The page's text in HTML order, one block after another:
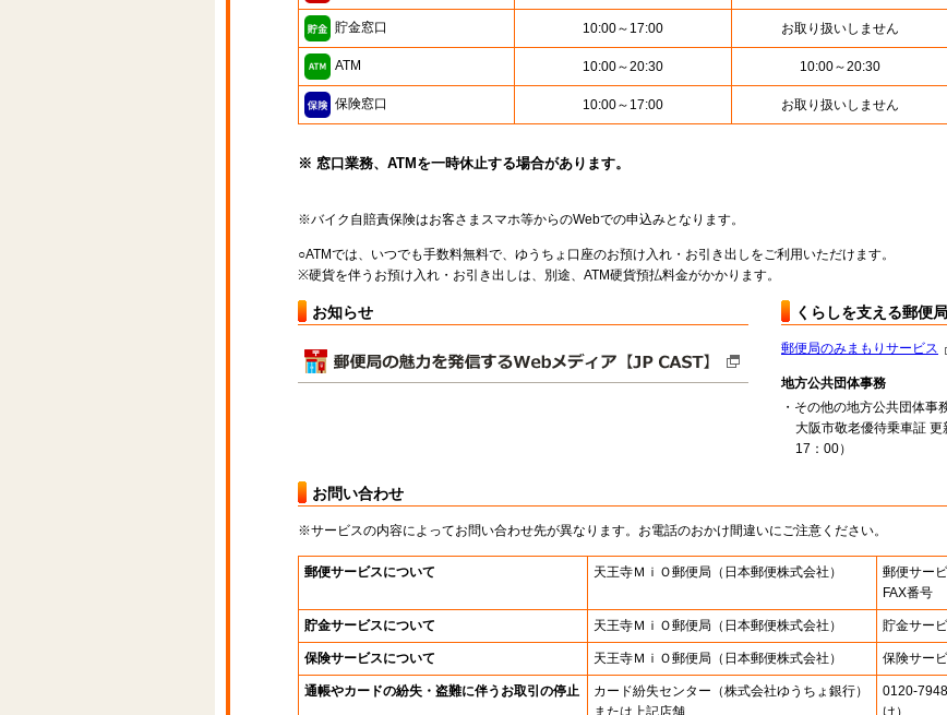
貯金窓口 10:00～17:00 お取り扱いしません
ATM 10:00～20:30 10:00～20:30
保険窓口 10:00～17:00 お取り扱いしません
※ 窓口業務、ATMを一時休止する場合があります。
※バイク自賠責保険はお客さまスマホ等からのWebでの申込みとなります。
○ATMでは、いつでも手数料無料で、ゆうちょ口座のお預け入れ・お引き出しをご利用いただけます。
※硬貨を伴うお預け入れ・お引き出しは、別途、ATM硬貨預払料金がかかります。
お知らせ くらしを支える郵便
郵便局のみまもりサービス
地方公共団体事務
・その他の地方公共団体事
大阪市敬老優待乗車証
17：00）
お問い合わせ
※サービスの内容によってお問い合わせ先が異なります。お電話のおかけ間違いにご注意ください。
郵便サービスについて 天王寺ＭｉＯ郵便局 （日本郵便株式会社） 郵便サー
FAX番号
貯金サービスについて 天王寺ＭｉＯ郵便局 （日本郵便株式会社） 貯金サー
保険サービスについて 天王寺ＭｉＯ郵便局 （日本郵便株式会社） 保険サー
通帳やカードの紛失・盗難に伴うお取引の停止 カード紛失センター （株式会社ゆうちょ銀行）
0120-